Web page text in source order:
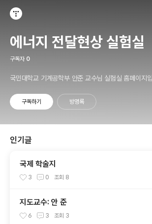
에너지 전달현상 실험실
구독자 0
국민대학교 기계공학부 안준 교수님 실험실 홈페이지
구독하기 방명록
인기글
국제 학술지
3 0 조회 8
지도교수: 안 준
6 3 조회 3